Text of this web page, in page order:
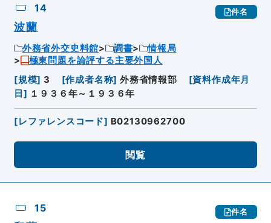
14 件名
波蘭
外務省外交史料館 調書
情報局
極東問題を論評する主要外国人
[規模] 3 [作成者名称] 外務省情報部 [資料作成年月
日 ] １９３６年～１９３６年
[レファレンスコード] B02130962700
閲覧
15 件名